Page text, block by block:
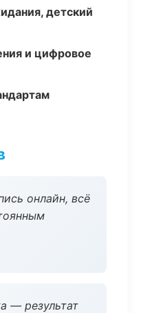
детский
и цифровое
онлайн, всё
— результат